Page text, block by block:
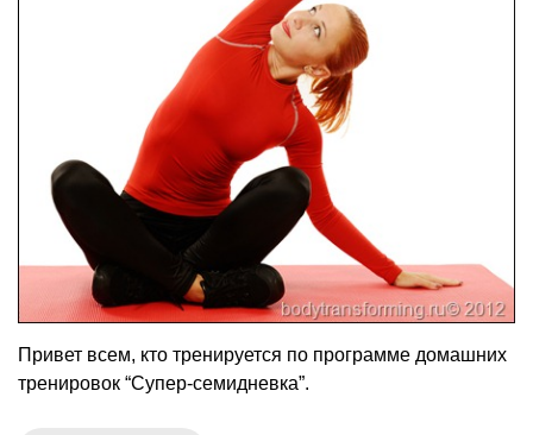
Привет всем, кто тренируется по программе домашних
тренировок “Супер-семидневка”.